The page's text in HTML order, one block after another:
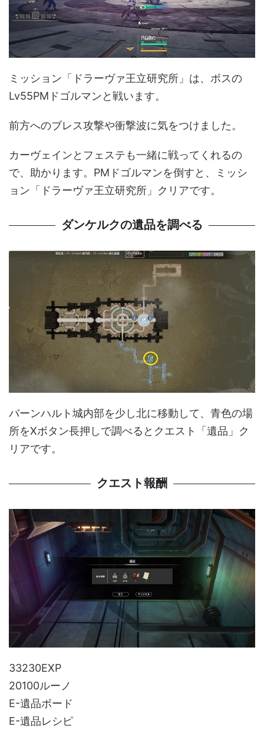
ミッション「ドラーヴァ王立研究所」は、ボスの
Lv55PMドゴルマンと戦います。
前方へのブレス攻撃や衝撃波に気をつけました。
カーヴェインとフェステも一緒に戦ってくれるの
で、助かります。PMドゴルマンを倒すと、ミッシ
ョン「ドラーヴァ王立研究所」クリアです。
ダンケルクの遺品を調べる
バーンハルト城内部を少し北に移動して、青色の場
所をXボタン長押しで調べるとクエスト「遺品」ク
リアです。
クエスト報酬
33230EXP
20100ルーノ
E-遺品ボード
E-遺品レシピ